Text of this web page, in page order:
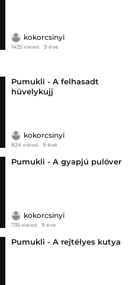
kokorcsinyi
1435 views 9 éve
Pumukli - A felhasadt
hüvelykujj
kokorcsinyi
824 views 9 éve
Pumukli - A gyapjú pulóver
kokorcsinyi
735 views 9 éve
Pumukli - A rejtélyes kutya